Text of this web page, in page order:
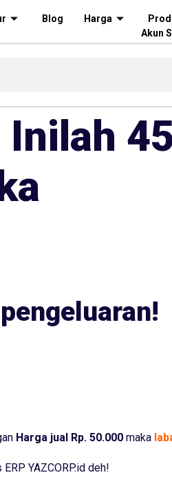
Blog Harga
Akun
Harga jual Rp. 50.000 maka
YAZCORP.id deh!